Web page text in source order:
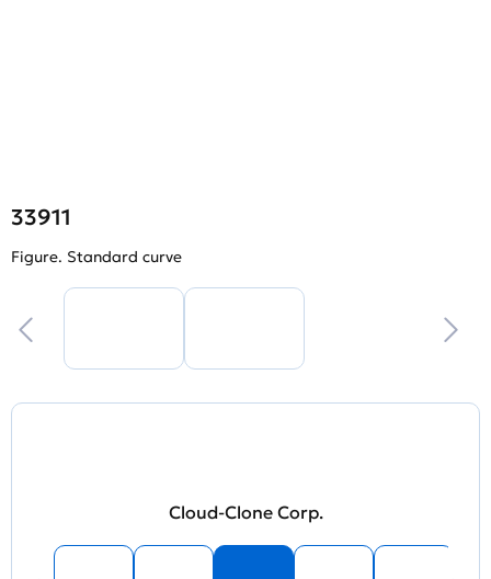
33911
Figure. Standard curve
Cloud-Clone Corp.